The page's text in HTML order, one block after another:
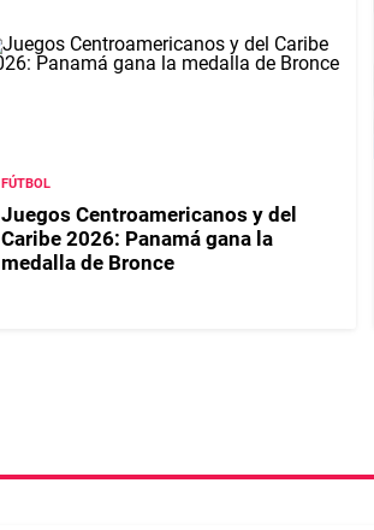
FÚTBOL
Juegos Centroamericanos y del
Caribe 2026: Panamá gana la
medalla de Bronce